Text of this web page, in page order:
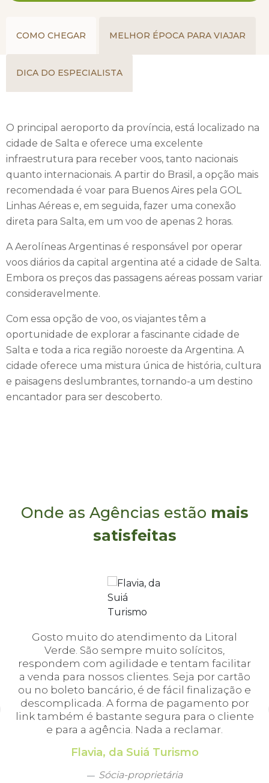
A cultura em Salta é rica e diversificada, e os viajantes têm a
oportunidade de apreciar a música folclórica argentina,
especialmente a famosa "zamba". A culinária regional
Além da cidade, a província de Salta oferece paisagens
naturais espetaculares, como a Quebrada de Humahuaca,
um cânion de tirar o fôlego que foi declarado Patrimônio da
Humanidade pela UNESCO. Outro destaque é a Rota do
Vinho de Cafayate, onde os visitantes podem degustar
vinhos produzidos na região, famosos pela qualidade e sabor.
Salta também é um ponto de partida para explorar o famoso
Trem das Nuvens, uma jornada ferroviária que leva os
passageiros através de paisagens montanhosas incríveis,
Em resumo, Salta é uma cidade encantadora e cativante,
com uma combinação única de história, cultura, natureza e
gastronomia. É um destino imperdível para os viajantes que
desejam vivenciar a autêntica cultura argentina e explorar as
maravilhas da região noroeste do país.
COMO CHEGAR MELHOR ÉPOCA PARA VIAJAR
DICA DO ESPECIALISTA
O principal aeroporto da província, está localizado na
cidade de Salta e oferece uma excelente
infraestrutura para receber voos, tanto nacionais
quanto internacionais. A partir do Brasil, a opção mais
recomendada é voar para Buenos Aires pela GOL
Linhas Aéreas e, em seguida, fazer uma conexão
direta para Salta, em um voo de apenas 2 horas.
A Aerolíneas Argentinas é responsável por operar
voos diários da capital argentina até a cidade de Salta.
Embora os preços das passagens aéreas possam variar
consideravelmente.
Com essa opção de voo, os viajantes têm a
oportunidade de explorar a fascinante cidade de
Salta e toda a rica região noroeste da Argentina. A
cidade oferece uma mistura única de história, cultura
e paisagens deslumbrantes, tornando-a um destino
encantador para ser descoberto.
Onde as Agências estão mais
satisfeitas
Gosto muito do atendimento da Litoral
Verde. São sempre muito solícitos,
respondem com agilidade e tentam facilitar
a venda para nossos clientes. Seja por cartão
ou no boleto bancário, é de fácil finalização e
descomplicada. A forma de pagamento por
link também é bastante segura para o cliente
e para a agência. Nada a reclamar.
Flavia, da Suiá Turismo
Sócia-proprietária